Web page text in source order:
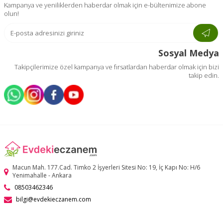
Kampanya ve yeniliklerden haberdar olmak için e-bültenimize abone
olun!
Sosyal Medya
Takipçilerimize özel kampanya ve fırsatlardan haberdar olmak için bizi
takip edin.
Macun Mah. 177.Cad. Timko 2 İşyerleri Sitesi No: 19, İç Kapı No: H/6
Yenimahalle - Ankara
08503462346
bilgi@evdekieczanem.com